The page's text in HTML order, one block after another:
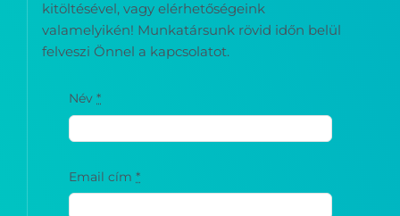
kitöltésével, vagy elérhetőségeink
valamelyikén! Munkatársunk rövid időn belül
felveszi Önnel a kapcsolatot.
Név*
Email cím*